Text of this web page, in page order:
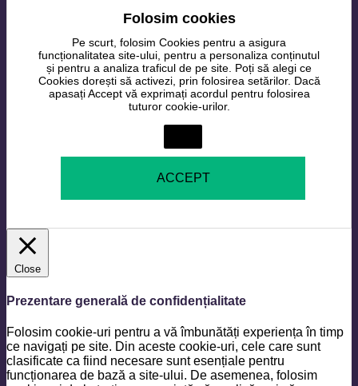
Folosim cookies
Pe scurt, folosim Cookies pentru a asigura
funcționalitatea site-ului, pentru a personaliza conținutul
și pentru a analiza traficul de pe site. Poți să alegi ce
Cookies dorești să activezi, prin folosirea setărilor. Dacă
apasați Accept vă exprimați acordul pentru folosirea
tuturor cookie-urilor.
ACCEPT
Close
Prezentare generală de confidențialitate
Folosim cookie-uri pentru a vă îmbunătăți experiența în timp
ce navigați pe site. Din aceste cookie-uri, cele care sunt
clasificate ca fiind necesare sunt esențiale pentru
funcționarea de bază a site-ului. De asemenea, folosim